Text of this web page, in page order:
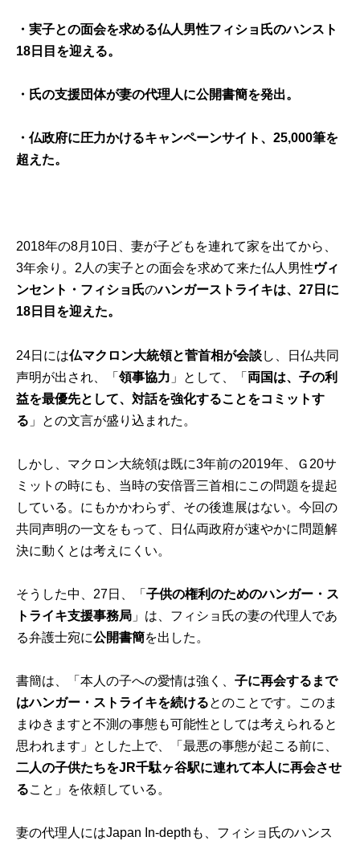
・実子との面会を求める仏人男性フィショ氏のハンスト
18日目を迎える。
・氏の支援団体が妻の代理人に公開書簡を発出。
・仏政府に圧力かけるキャンペーンサイト、25,000筆を
超えた。
2018年の8月10日、妻が子どもを連れて家を出てから、
3年余り。2人の実子との面会を求めて来た仏人男性ヴィ
ンセント・フィショ氏のハンガーストライキは、27日に
18日目を迎えた。
24日には仏マクロン大統領と菅首相が会談し、日仏共同
声明が出され、「領事協力 」として、「 両国は、子の利
益を最優先として、対話を強化することをコミットす
る 」との文言が盛り込まれた。
しかし、マクロン大統領は既に3年前の2019年、Ｇ20サ
ミットの時にも、当時の安倍晋三首相にこの問題を提起
している。にもかかわらず、その後進展はない。今回の
共同声明の一文をもって、日仏両政府が速やかに問題解
決に動くとは考えにくい。
そうした中、27日、「子供の権利のためのハンガー・ス
トライキ支援事務局 」は、フィショ氏の妻の代理人であ
る弁護士宛に公開書簡を出した。
書簡は、「本人の子への愛情は強く、子に再会するまで
はハンガー・ストライキを続けるとのことです。このま
まゆきますと不測の事態も可能性としては考えられると
思われます」とした上で、「最悪の事態が起こる前に、
二人の子供たちをJR千駄ヶ谷駅に連れて本人に再会させ
ること」を依頼している。
妻の代理人にはJapan In-depthも、フィショ氏のハンス